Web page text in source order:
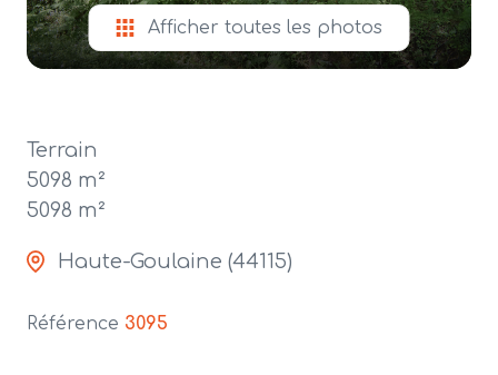
Afficher toutes les photos
Terrain
5098 m²
5098 m²
Haute-Goulaine (44115)
Référence 3095